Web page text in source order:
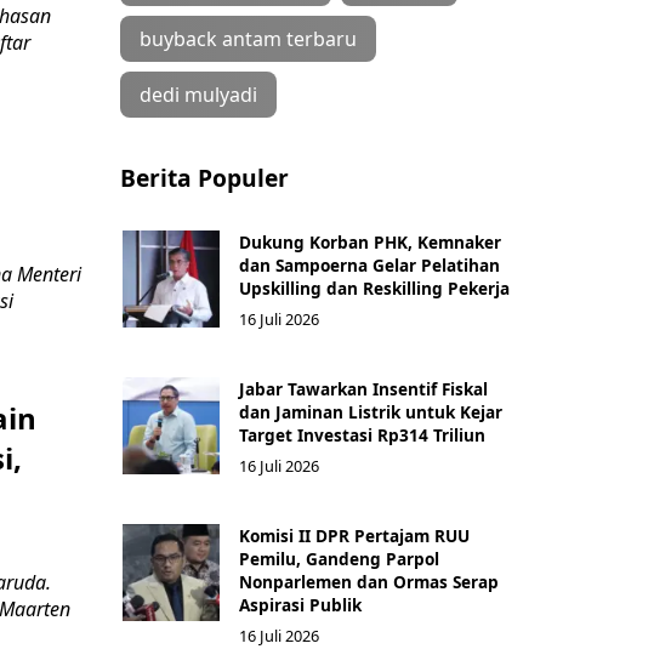
Menteri
buyback antam terbaru
dedi mulyadi
Berita Populer
Dukung Korban PHK, Kemnaker
dan Sampoerna Gelar Pelatihan
Upskilling dan Reskilling Pekerja
16 Juli 2026
Jabar Tawarkan Insentif Fiskal
dan Jaminan Listrik untuk Kejar
Target Investasi Rp314 Triliun
16 Juli 2026
Komisi II DPR Pertajam RUU
Pemilu, Gandeng Parpol
Nonparlemen dan Ormas Serap
Aspirasi Publik
16 Juli 2026